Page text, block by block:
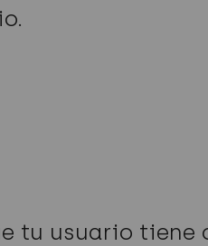
tu usuario tiene